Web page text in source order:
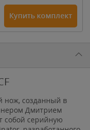
₽
₽1 900₽
Купить комплект
нож, созданный в
Дмитрием
собой серийную